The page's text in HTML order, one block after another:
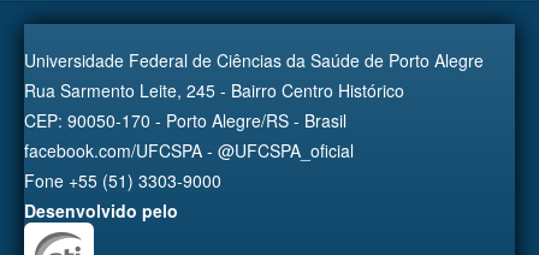
Universidade Federal de Ciências da Saúde de Porto Alegre
Rua Sarmento Leite, 245 - Bairro Centro Histórico
CEP: 90050-170 - Porto Alegre/RS - Brasil
facebook.com/UFCSPA - @UFCSPA_oficial
Fone +55 (51) 3303-9000
Desenvolvido pelo